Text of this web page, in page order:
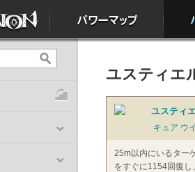
ユスティエ
ユスティ
キュア ウ
25m以内にいるター
をすぐに1154回復